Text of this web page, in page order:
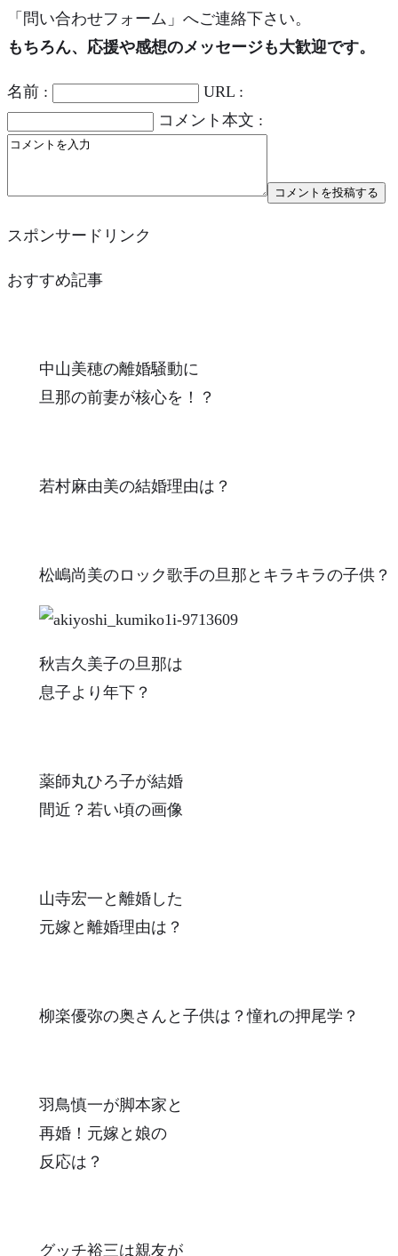
「問い合わせフォーム」へご連絡下さい。
もちろん、応援や感想のメッセージも大歓迎です。
名前 :
URL :
コメント本文 :
スポンサードリンク
おすすめ記事
中山美穂の離婚騒動に
旦那の前妻が核心を！？
若村麻由美の結婚理由は？
松嶋尚美のロック歌手の旦那とキラキラの子供？
秋吉久美子の旦那は
息子より年下？
薬師丸ひろ子が結婚
間近？若い頃の画像
山寺宏一と離婚した
元嫁と離婚理由は？
柳楽優弥の奥さんと子供は？憧れの押尾学？
羽鳥慎一が脚本家と
再婚！元嫁と娘の
反応は？
グッチ裕三は親友が